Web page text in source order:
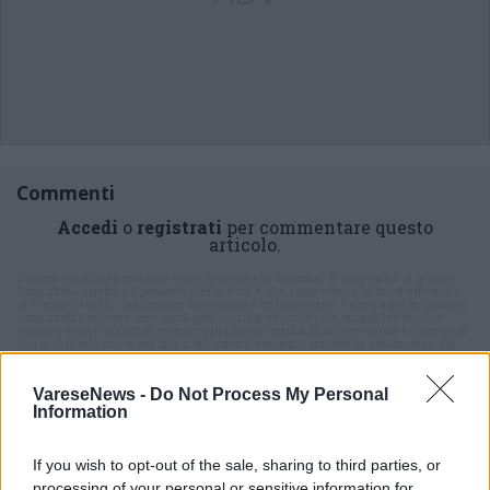
VareseNews - Do Not Process My Personal
Information
If you wish to opt-out of the sale, sharing to third parties, or
Commenti
Accedi o registrati per commentare questo
articolo.
sistema.